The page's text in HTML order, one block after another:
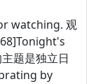
watching. 观
题是独立日
by